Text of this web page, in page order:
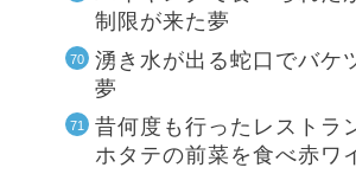
制限が来た夢
湧き水が出る蛇口でバケ
夢
昔何度も行ったレストラ
ホタテの前菜を食べ赤ワ